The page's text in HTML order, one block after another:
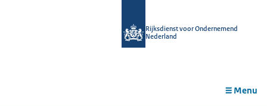
Rijksdienst voor Ondernemend
Nederland
Menu